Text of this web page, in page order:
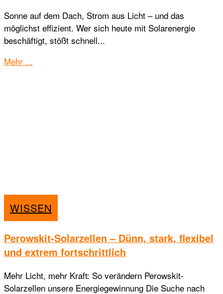
Sonne auf dem Dach, Strom aus Licht – und das
möglichst effizient. Wer sich heute mit Solarenergie
beschäftigt, stößt schnell...
Mehr ...
WISSEN
Perowskit-Solarzellen – Dünn, stark, flexibel
und extrem fortschrittlich
Mehr Licht, mehr Kraft: So verändern Perowskit-
Solarzellen unsere Energiegewinnung Die Suche nach